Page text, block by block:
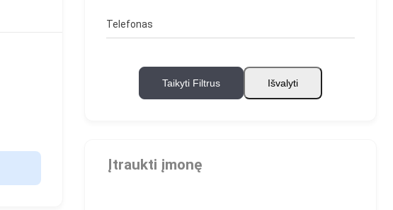
Telefonas
Taikyti Filtrus Išvalyti
Įtraukti įmonę